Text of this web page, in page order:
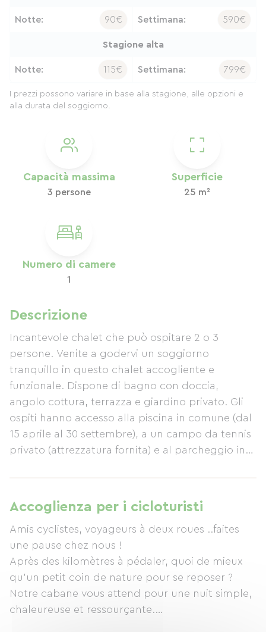
Capacità massima
3 persone
Superficie
25 m²
Numero di camere
1
Descrizione
Incantevole chalet che può ospitare 2 o 3
persone. Venite a godervi un soggiorno
tranquillo in questo chalet accogliente e
funzionale. Dispone di bagno con doccia,
angolo cottura, terrazza e giardino privato. Gli
ospiti hanno accesso alla piscina in comune (dal
15 aprile al 30 settembre), a un campo da tennis
privato (attrezzatura fornita) e al parcheggio in
un'accoglienza personalizzata per un soggiorno
piacevole.
Accoglienza per i cicloturisti
Amis cyclistes, voyageurs à deux roues ..faites
une pause chez nous !
Après des kilomètres à pédaler, quoi de mieux
qu'un petit coin de nature pour se reposer ?
Notre cabane vous attend pour une nuit simple,
chaleureuse et ressourçante.
Notte: 90€ Settimana: 590€
Stagione alta
Notte: 115€ Settimana: 799€
I prezzi possono variare in base alla stagione, alle opzioni e
alla durata del soggiorno.